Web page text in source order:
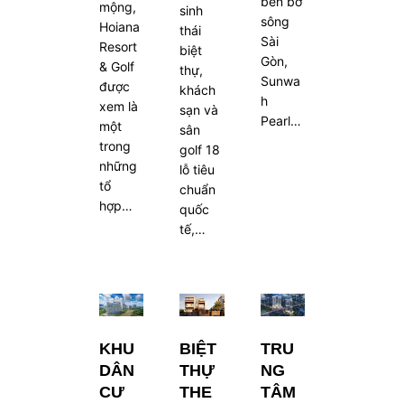
mộng,
Hoiana
Resort
& Golf
được
xem là
một
trong
những
tổ
hợp…
sinh
thái
biệt
thự,
khách
sạn và
sân
golf 18
lỗ tiêu
chuẩn
quốc
tế,…
sông
Sài
Gòn,
Sunwa
h
Pearl…
KHU
DÂN
CƯ
BIỆT
THỰ
THE
TRU
NG
TÂM